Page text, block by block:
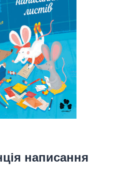
написання